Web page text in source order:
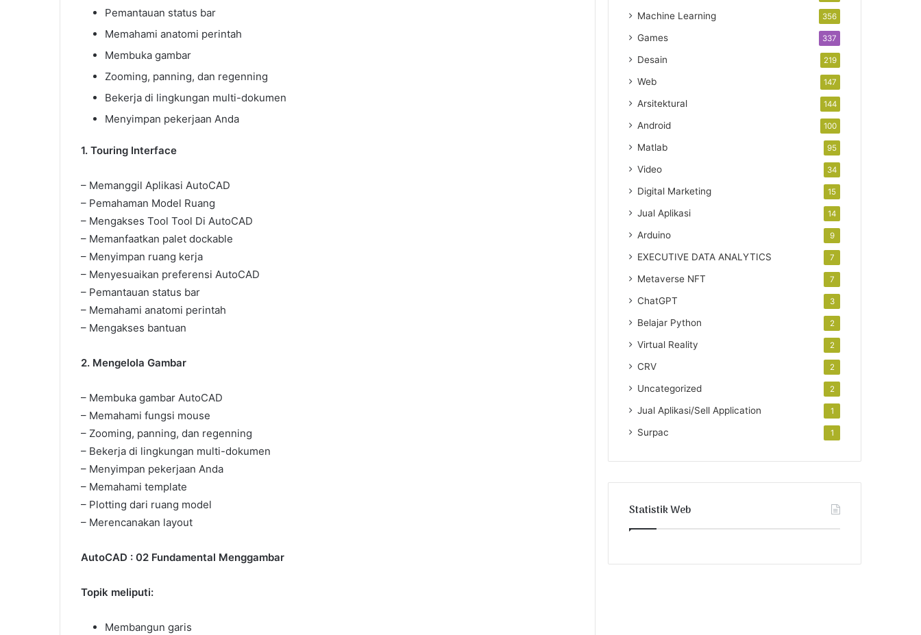
Pemantauan status bar
Memahami anatomi perintah
Membuka gambar
Zooming, panning, dan regenning
Bekerja di lingkungan multi-dokumen
Menyimpan pekerjaan Anda
1. Touring Interface
– Memanggil Aplikasi AutoCAD
– Pemahaman Model Ruang
– Mengakses Tool Tool Di AutoCAD
– Memanfaatkan palet dockable
– Menyimpan ruang kerja
– Menyesuaikan preferensi AutoCAD
– Pemantauan status bar
– Memahami anatomi perintah
– Mengakses bantuan
2. Mengelola Gambar
– Membuka gambar AutoCAD
– Memahami fungsi mouse
– Zooming, panning, dan regenning
– Bekerja di lingkungan multi-dokumen
– Menyimpan pekerjaan Anda
– Memahami template
– Plotting dari ruang model
– Merencanakan layout
AutoCAD : 02 Fundamental Menggambar
Topik meliputi:
Membangun garis
Machine Learning 356
Games 337
Desain 219
Web 147
Arsitektural 144
Android 100
Matlab 95
Video 34
Digital Marketing 15
Jual Aplikasi 14
Arduino 9
EXECUTIVE DATA ANALYTICS 7
Metaverse NFT 7
ChatGPT 3
Belajar Python 2
Virtual Reality 2
CRV 2
Uncategorized 2
Jual Aplikasi/Sell Application 1
Surpac 1
Statistik Web